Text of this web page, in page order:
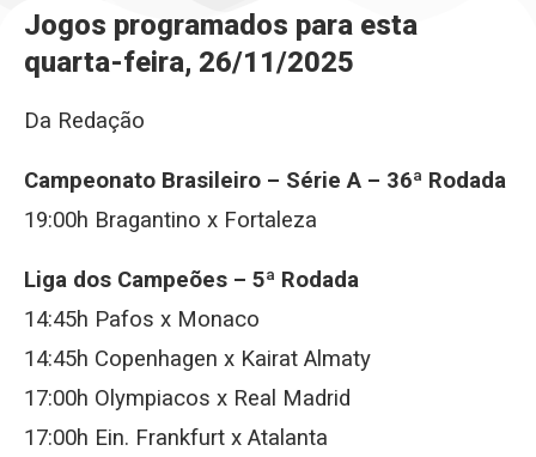
Jogos programados para esta
quarta-feira, 26/11/2025
Da Redação
Campeonato Brasileiro – Série A – 36ª Rodada
19:00h Bragantino x Fortaleza
Liga dos Campeões – 5ª Rodada
14:45h Pafos x Monaco
14:45h Copenhagen x Kairat Almaty
17:00h Olympiacos x Real Madrid
17:00h Ein. Frankfurt x Atalanta